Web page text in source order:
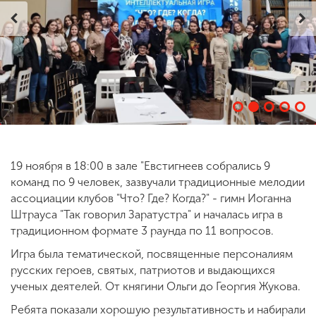
ENG SPN CHI
Приемная
комиссия
+7 (831) 262-26-20
19 ноября в 18:00 в зале "Евстигнеев собрались 9
команд по 9 человек, зазвучали традиционные мелодии
ассоциации клубов "Что? Где? Когда?" - гимн Иоганна
Штрауса "Так говорил Заратустра" и началась игра в
традиционном формате 3 раунда по 11 вопросов.
Игра была тематической, посвященные персоналиям
русских героев, святых, патриотов и выдающихся
ученых деятелей. От княгини Ольги до Георгия Жукова.
Ребята показали хорошую результативность и набирали